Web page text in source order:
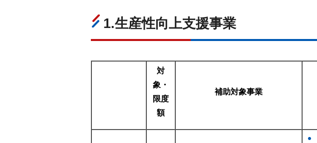
1.生産性向上支援事業
対
象・
限度
額
補助対象事業